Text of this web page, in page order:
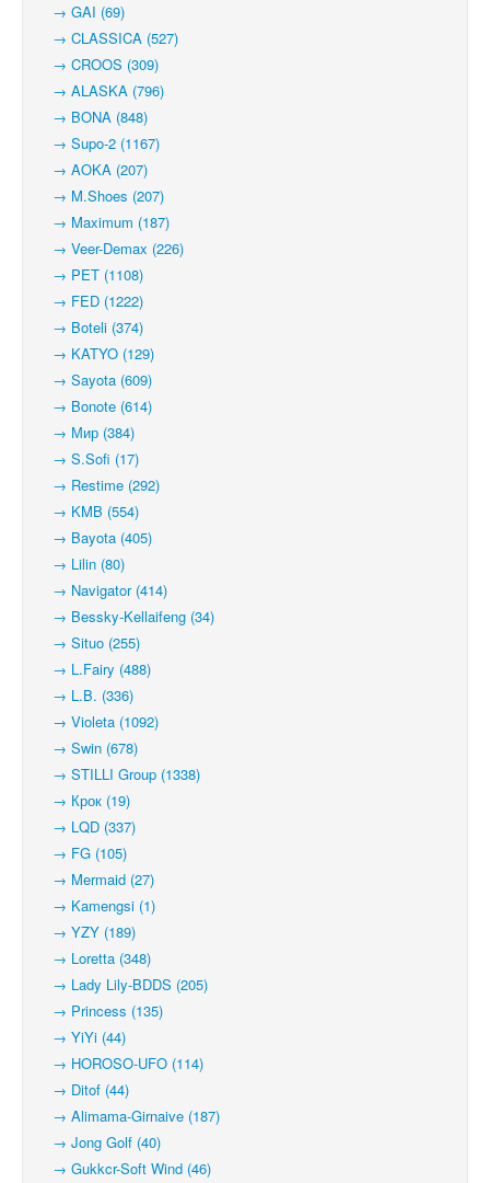
→ GAI (69)
→ CLASSICA (527)
→ CROOS (309)
→ ALASKA (796)
→ BONA (848)
→ Supo-2 (1167)
→ AOKA (207)
→ M.Shoes (207)
→ Maximum (187)
→ Veer-Demax (226)
→ PET (1108)
→ FED (1222)
→ Boteli (374)
→ KATYO (129)
→ Sayota (609)
→ Bonote (614)
→ Мир (384)
→ S.Sofi (17)
→ Restime (292)
→ KMB (554)
→ Bayota (405)
→ Lilin (80)
→ Navigator (414)
→ Bessky-Kellaifeng (34)
→ Situo (255)
→ L.Fairy (488)
→ L.B. (336)
→ Violeta (1092)
→ Swin (678)
→ STILLI Group (1338)
→ Крок (19)
→ LQD (337)
→ FG (105)
→ Mermaid (27)
→ Kamengsi (1)
→ YZY (189)
→ Loretta (348)
→ Lady Lily-BDDS (205)
→ Princess (135)
→ YiYi (44)
→ HOROSO-UFO (114)
→ Ditof (44)
→ Alimama-Girnaive (187)
→ Jong Golf (40)
→ Gukkcr-Soft Wind (46)